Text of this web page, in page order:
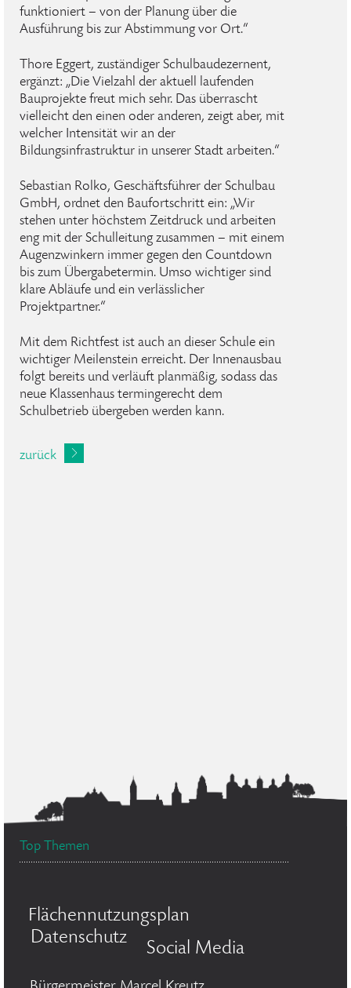
funktioniert – von der Planung über die
Ausführung bis zur Abstimmung vor Ort.“
Thore Eggert, zuständiger Schulbaudezernent,
ergänzt: „Die Vielzahl der aktuell laufenden
Bauprojekte freut mich sehr. Das überrascht
vielleicht den einen oder anderen, zeigt aber, mit
welcher Intensität wir an der
Bildungsinfrastruktur in unserer Stadt arbeiten.“
Sebastian Rolko, Geschäftsführer der Schulbau
GmbH, ordnet den Baufortschritt ein: „Wir
stehen unter höchstem Zeitdruck und arbeiten
eng mit der Schulleitung zusammen – mit einem
Augenzwinkern immer gegen den Countdown
bis zum Übergabetermin. Umso wichtiger sind
klare Abläufe und ein verlässlicher
Projektpartner.“
Mit dem Richtfest ist auch an dieser Schule ein
wichtiger Meilenstein erreicht. Der Innenausbau
folgt bereits und verläuft planmäßig, sodass das
neue Klassenhaus termingerecht dem
Schulbetrieb übergeben werden kann.
zurück
Top Themen
Flächennutzungsplan
Datenschutz
Social Media